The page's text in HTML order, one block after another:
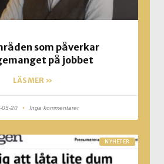
som påverkar
på jobbet
LÄS MER »
05-20 Inga kommentarer
NYHETER